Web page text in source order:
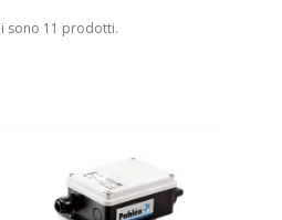
sono 11 prodotti.